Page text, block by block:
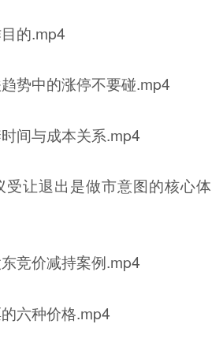
的.mp4
势中的涨停不要碰.mp4
间与成本关系.mp4
受让退出是做市意图的核心体
竞价减持案例.mp4
六种价格.mp4